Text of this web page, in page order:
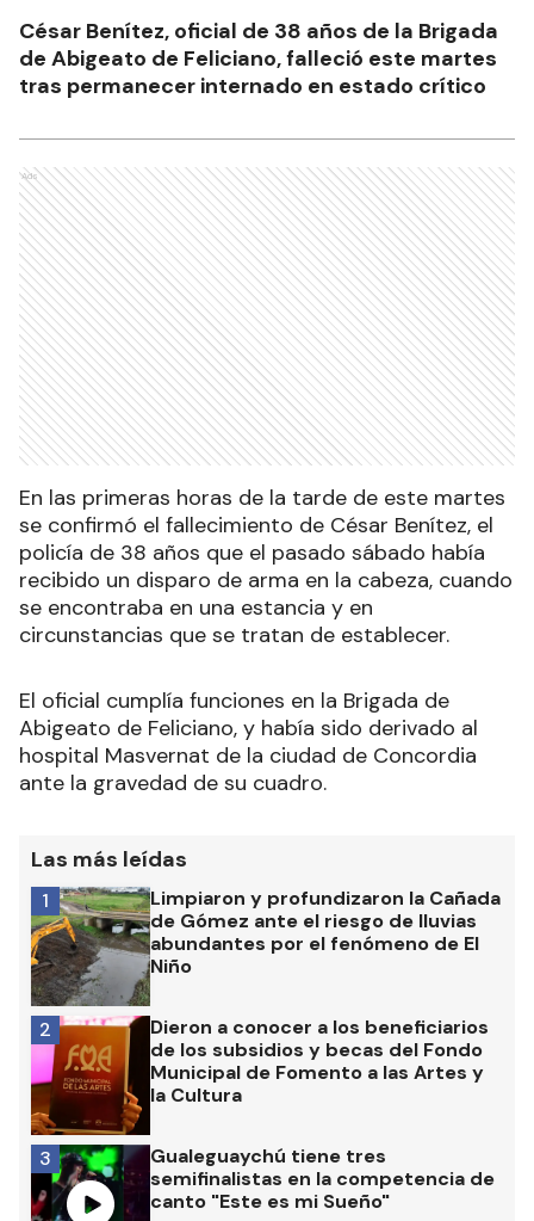
César Benítez, oficial de 38 años de la Brigada
de Abigeato de Feliciano, falleció este martes
tras permanecer internado en estado crítico
Ads
En las primeras horas de la tarde de este martes
se confirmó el fallecimiento de César Benítez, el
policía de 38 años que el pasado sábado había
recibido un disparo de arma en la cabeza, cuando
se encontraba en una estancia y en
circunstancias que se tratan de establecer.
El oficial cumplía funciones en la Brigada de
Abigeato de Feliciano, y había sido derivado al
hospital Masvernat de la ciudad de Concordia
ante la gravedad de su cuadro.
Las más leídas
Limpiaron y profundizaron la Cañada
de Gómez ante el riesgo de lluvias
abundantes por el fenómeno de El
Niño
1
Dieron a conocer a los beneficiarios
de los subsidios y becas del Fondo
Municipal de Fomento a las Artes y
la Cultura
2
Gualeguaychú tiene tres
semifinalistas en la competencia de
canto "Este es mi Sueño"
3